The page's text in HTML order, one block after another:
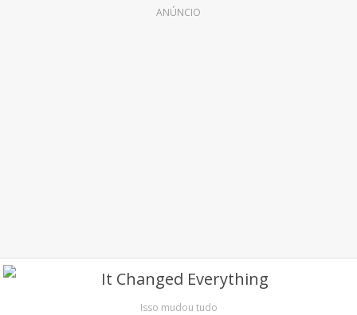
ANÚNCIO
Isso mudou tudo